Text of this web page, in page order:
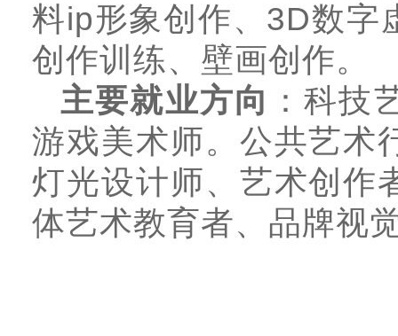
料ip形象创作、3D数字
创作训练、壁画创作。
主要就业方向 ：科技
游戏美术师。公共艺术
灯光设计师、艺术创作
体艺术教育者、品牌视